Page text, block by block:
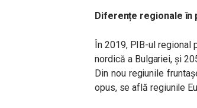
Diferențe regionale în
În 2019, PIB-ul regional
nordică a Bulgariei, și
Din nou regiunile
opus, se află regiunile